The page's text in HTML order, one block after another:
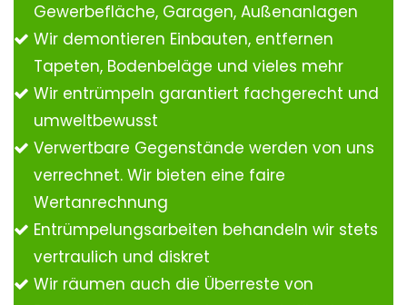
Gewerbefläche, Garagen, Außenanlagen
Wir demontieren Einbauten, entfernen
Tapeten, Bodenbeläge und vieles mehr
Wir entrümpeln garantiert fachgerecht und
umweltbewusst
Verwertbare Gegenstände werden von uns
verrechnet. Wir bieten eine faire
Wertanrechnung
Entrümpelungsarbeiten behandeln wir stets
vertraulich und diskret
Wir räumen auch die Überreste von